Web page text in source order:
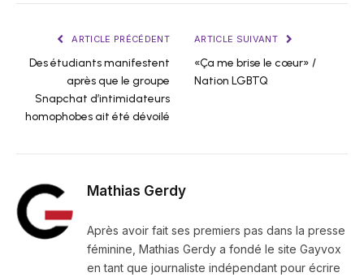
ARTICLE PRÉCÉDENT
Des étudiants manifestent
après que le groupe
Snapchat d’intimidateurs
homophobes ait été dévoilé
ARTICLE SUIVANT
«Ça me brise le cœur» /
Nation LGBTQ
Mathias Gerdy
Après avoir fait ses premiers pas dans la presse
féminine, Mathias Gerdy a fondé le site Gayvox
en tant que journaliste indépendant pour écrire